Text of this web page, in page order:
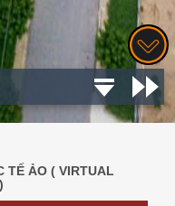
TẾ ẢO ( VIRTUAL